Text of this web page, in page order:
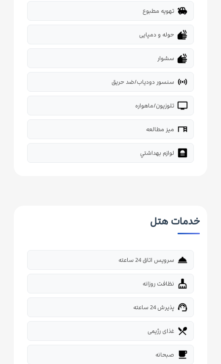
toys تهویه مطبوع
dry حوله و دمپایی
dry سشوار
sensors سنسور دودیاب/ضد حریق
tv تلوزیون/ماهواره
desk میز مطالعه
bathroom لوازم بهداشتي
خدمات هتل
room_service سرویس اتاق 24 ساعته
cleaning_services نظافت روزانه
support_agent پذیرش 24 ساعته
restaurant_menu غذای رژیمی
free_breakfast صبحانه